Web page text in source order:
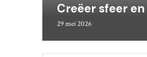
Creëer sfeer
29 mei 2026